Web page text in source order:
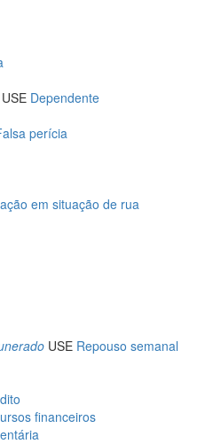
USE Dependente
perícia
em situação de rua
USE Repouso semanal
financeiros